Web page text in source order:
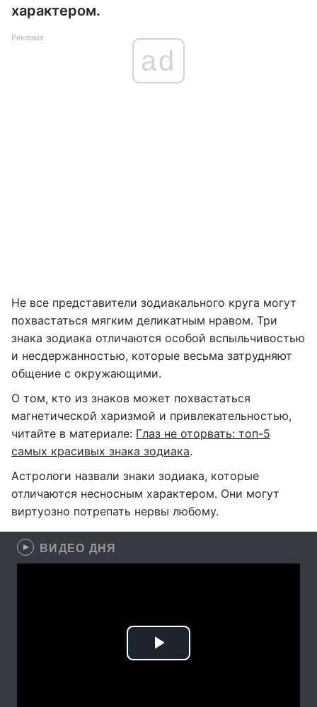
характером.
Реклама
ad
Не все представители зодиакального круга могут
похвастаться мягким деликатным нравом. Три
знака зодиака отличаются особой вспыльчивостью
и несдержанностью, которые весьма затрудняют
общение с окружающими.
О том, кто из знаков может похвастаться
магнетической харизмой и привлекательностью,
читайте в материале: Глаз не оторвать: топ-5
самых красивых знака зодиака.
Астрологи назвали знаки зодиака, которые
отличаются несносным характером. Они могут
виртуозно потрепать нервы любому.
ВИДЕО ДНЯ